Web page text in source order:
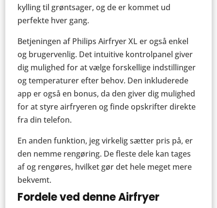
kylling til grøntsager, og de er kommet ud
perfekte hver gang.
Betjeningen af Philips Airfryer XL er også enkel
og brugervenlig. Det intuitive kontrolpanel giver
dig mulighed for at vælge forskellige indstillinger
og temperaturer efter behov. Den inkluderede
app er også en bonus, da den giver dig mulighed
for at styre airfryeren og finde opskrifter direkte
fra din telefon.
En anden funktion, jeg virkelig sætter pris på, er
den nemme rengøring. De fleste dele kan tages
af og rengøres, hvilket gør det hele meget mere
bekvemt.
Fordele ved denne Airfryer